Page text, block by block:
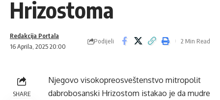
Hrizostoma
16 Aprila, 2025 20:00
Redakcija Portala
Podijeli 2 Min Read
SHARE
Njegovo visokopreosveštenstvo mitropolit
dabrobosanski Hrizostom istakao je da mudre